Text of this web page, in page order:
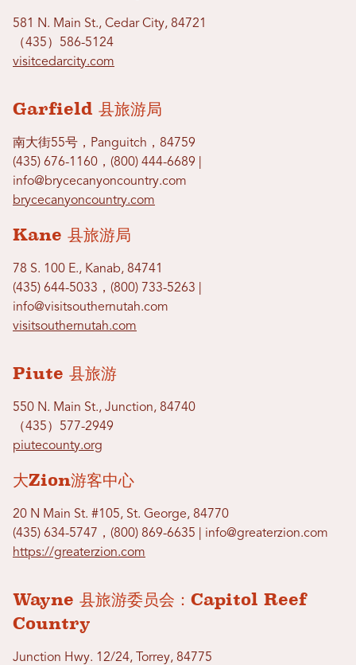
581 N. Main St., Cedar City, 84721
（435）586-5124
visitcedarcity.com
Garfield 县旅游局
南大街55号，Panguitch，84759
(435) 676-1160，(800) 444-6689 |
info@brycecanyoncountry.com
brycecanyoncountry.com
Kane 县旅游局
78 S. 100 E., Kanab, 84741
(435) 644-5033，(800) 733-5263 |
info@visitsouthernutah.com
visitsouthernutah.com
Piute 县旅游
550 N. Main St., Junction, 84740
（435）577-2949
piutecounty.org
大Zion游客中心
20 N Main St. #105, St. George, 84770
(435) 634-5747，(800) 869-6635 | info@greaterzion.com
https://greaterzion.com
Wayne 县旅游委员会：Capitol Reef
Country
Junction Hwy. 12/24, Torrey, 84775